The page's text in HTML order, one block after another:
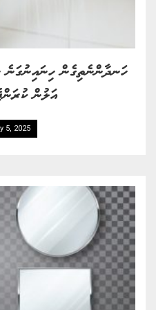
ހަނދާންނެތިގެން ހިނައިނުގަނެ
އަލުން
5, 2025